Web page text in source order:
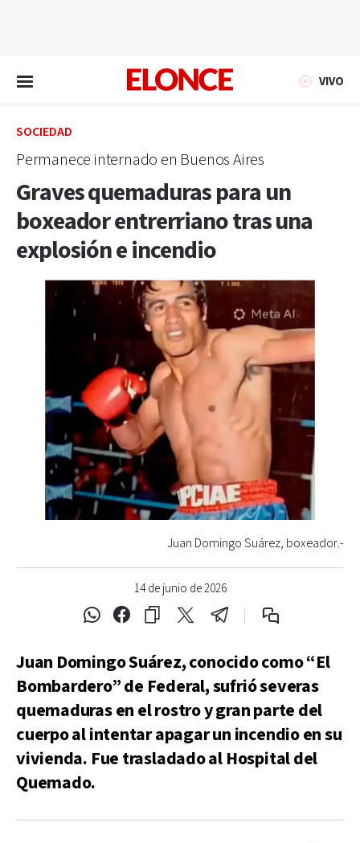
VIVO
SOCIEDAD
Permanece internado en Buenos Aires
Graves quemaduras para un
boxeador entrerriano tras una
explosión e incendio
14 de junio de 2026
Juan Domingo Suárez, boxeador.-
Juan Domingo Suárez, conocido como “El
Bombardero” de Federal, sufrió severas
quemaduras en el rostro y gran parte del
cuerpo al intentar apagar un incendio en su
vivienda. Fue trasladado al Hospital del
Quemado.